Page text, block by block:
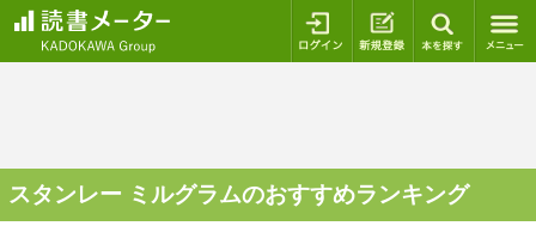
ログイン 新規登録
スタンレー ミルグラムのおすすめランキング